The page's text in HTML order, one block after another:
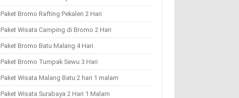
Paket Bromo Rafting Pekalen 2 Hari
Paket Wisata Camping di Bromo 2 Hari
Paket Bromo Batu Malang 4 Hari
Paket Bromo Tumpak Sewu 3 Hari
Paket Wisata Malang Batu 2 hari 1 malam
Paket Wisata Surabaya 2 Hari 1 Malam